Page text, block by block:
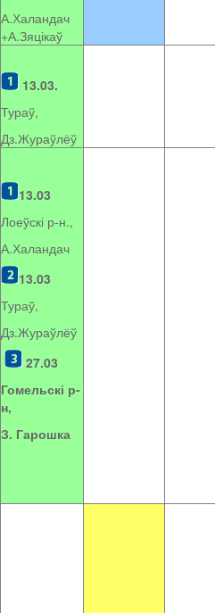
А.Халандач
+А.Зяцікаў
13.03.
Тураў,
Дз.Жураўлёў
13.03
Лоеўскі р-н.,
А.Халандач
13.03
Тураў,
Дз.Жураўлёў
27.03
Гомельскі р-
н,
З. Гарошка